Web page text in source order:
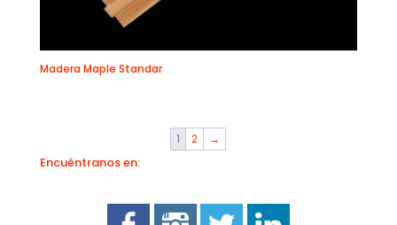
Madera Maple Standar
1 2 →
Encuéntranos en: